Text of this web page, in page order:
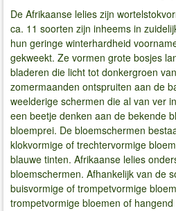
De Afrikaanse lelies zijn
ca. 11 soorten zijn inheems in
hun geringe winterhardheid
gekweekt. Ze vormen grote bosjes
bladeren die licht tot donkergroen
zomermaanden ontspruiten aan de
weelderige schermen die al van ver
een beetje denken aan de bekende
bloemprei. De bloemschermen
klokvormige of trechtervormige
blauwe tinten. Afrikaanse lelies
bloemschermen. Afhankelijk van de
buisvormige of trompetvormige
trompetvormige bloemen of